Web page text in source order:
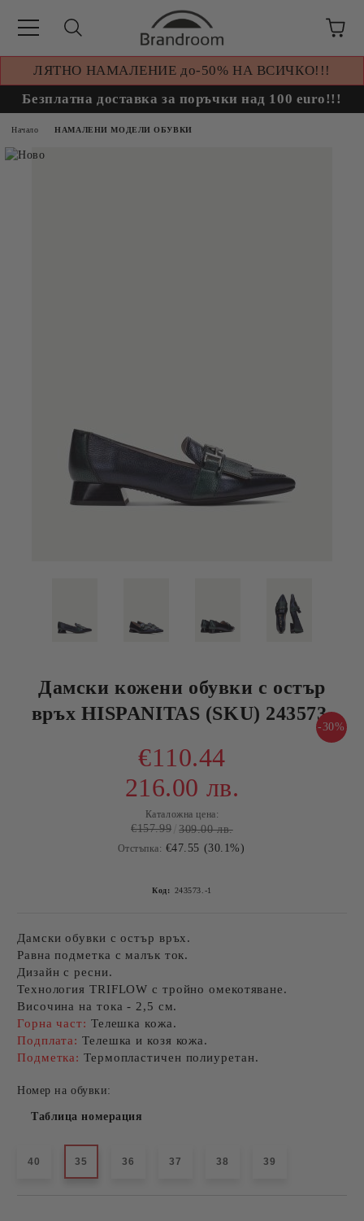
ЛЯТНО НАМАЛЕНИЕ до-50% НА ВСИЧКО!!!
Безплатна доставка за поръчки над 100 euro!!!
Начало НАМАЛЕНИ МОДЕЛИ ОБУВКИ
Дамски кожени обувки с остър
връх HISPANITAS (SKU) 243573.
-30%
€110.44
216.00 лв.
Каталожна цена:
€157.99 309.00 лв.
Отстъпка: €47.55 (30.1%)
Код: 243573.-1
Дамски обувки с остър връх.
Равна подметка с малък ток.
Дизайн с ресни.
Технология TRIFLOW с тройно омекотяване.
Височина на тока - 2,5 см.
Горна част: Телешка кожа.
Подплата:Телешка и козя кожа.
Подметка:Термопластичен полиуретан.
Номер на обувки:
Таблица номерация
40 35 36 37 38 39